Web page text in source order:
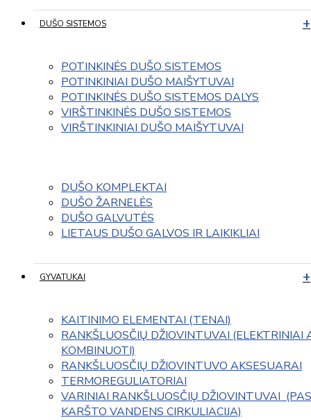
DUŠO SISTEMOS
POTINKINĖS DUŠO SISTEMOS
POTINKINIAI DUŠO MAIŠYTUVAI
POTINKINĖS DUŠO SISTEMOS DALYS
VIRŠTINKINĖS DUŠO SISTEMOS
VIRŠTINKINIAI DUŠO MAIŠYTUVAI
DUŠO KOMPLEKTAI
DUŠO ŽARNELĖS
DUŠO GALVUTĖS
LIETAUS DUŠO GALVOS IR LAIKIKLIAI
GYVATUKAI
KAITINIMO ELEMENTAI (TENAI)
RANKŠLUOSČIŲ DŽIOVINTUVAI (ELEKTRINIAI
KOMBINUOTI)
RANKŠLUOSČIŲ DŽIOVINTUVO AKSESUARAI
TERMOREGULIATORIAI
VARINIAI RANKŠLUOSČIŲ DŽIOVINTUVAI
KARŠTO VANDENS CIRKULIACIJA)